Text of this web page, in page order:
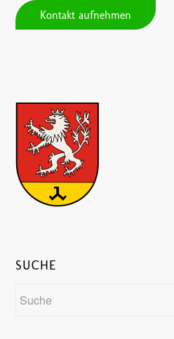
Kontakt aufnehmen
SUCHE